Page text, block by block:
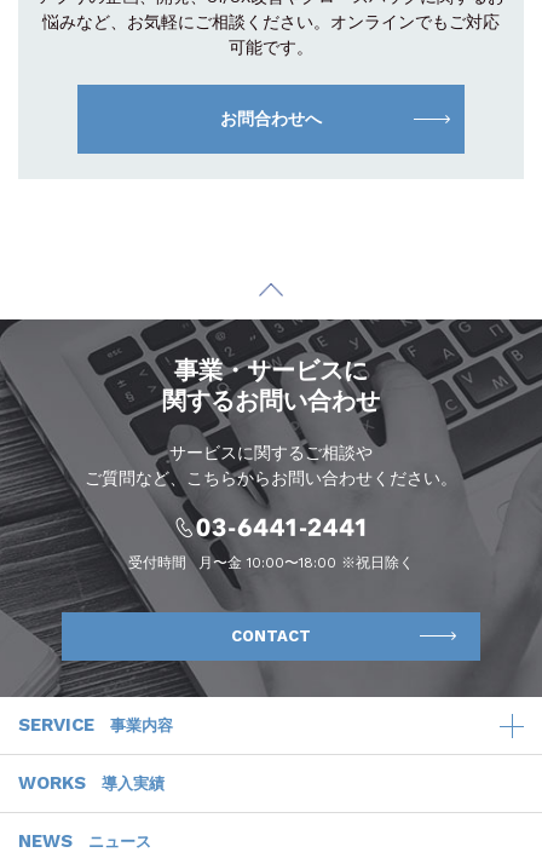
悩みなど、お気軽にご相談 ください。オンラインでもご対応
可能です。
お問合わせへ
事業・サービスに
関するお問い合わせ
サービスに関するご相談や
ご質問など、こちらからお問い合わせください。
受付時間 月〜金 10:00〜18:00 ※祝日除く
CONTACT
SERVICE 事業内容
WORKS 導入実績
NEWS ニュース